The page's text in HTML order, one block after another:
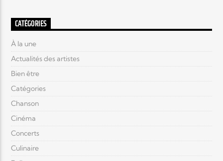
CATÉGORIES
À la une
Actualités des artistes
Bien être
Catégories
Chanson
Cinéma
Concerts
Culinaire